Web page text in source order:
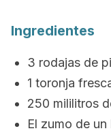
Ingredientes
3 rodajas de
1 toronja
250 mililitros
El zumo de un